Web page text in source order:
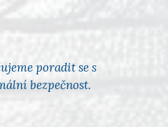
poradit se s
bezpečnost.